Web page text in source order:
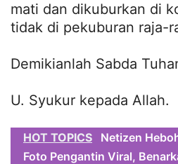
mati dan dikuburkan di
tidak di pekuburan raja-
Demikianlah Sabda
U. Syukur kepada Allah.
HOT TOPICS
Netizen
Foto Pengantin Viral,